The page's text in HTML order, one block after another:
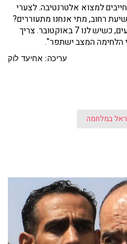
למצוא אלטרנטיבה. לצערי
רחוב, מתי אנחנו מתעוררים?
אנחנו מתעוררים תמיד אחרי הדקה התשעים, כשיש לנו 7 באוקטובר. צריך
הלחימה המצב ישתפר".
עריכה: אחיעד לוק
במלחמה